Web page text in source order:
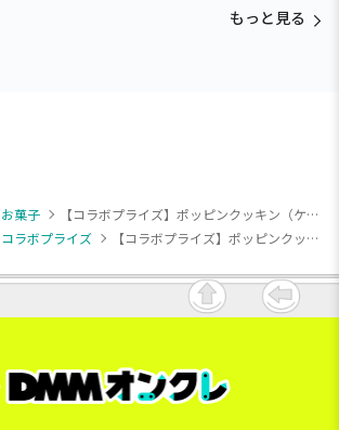
もっと見る
お菓子
【コラボプライズ】ポッピンクッキン（ケーキ＆アイス）2種BIGBOX
コラボプライズ 【コラボプライズ】ポッピンクッキン（ケーキ＆アイス）2種BIGBOX